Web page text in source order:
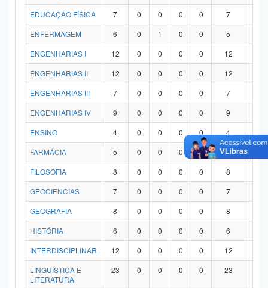
EDUCAÇÃO FÍSICA
7 0 0 0 0 7
ENFERMAGEM
6 0 1 0 0 5
ENGENHARIAS I
12 0 0 0 0 12
ENGENHARIAS II
12 0 0 0 0 12
ENGENHARIAS III
7 0 0 0 0 7
ENGENHARIAS IV
9 0 0 0 0 9
ENSINO
4 0 0 0 0 4
FARMÁCIA
5 0 0 0 0 5
FILOSOFIA
8 0 0 0 0 8
GEOCIÊNCIAS
7 0 0 0 0 7
GEOGRAFIA
8 0 0 0 0 8
HISTÓRIA
6 0 0 0 0 6
INTERDISCIPLINAR
12 0 0 0 0 12
LINGUÍSTICA E
LITERATURA
23 0 0 0 0 23